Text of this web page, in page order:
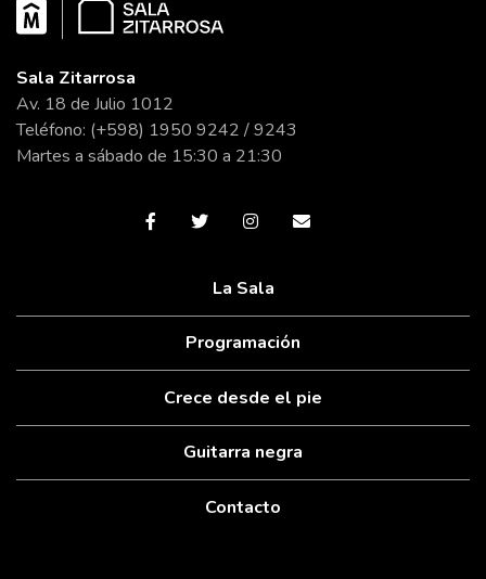
Sala Zitarrosa
Av. 18 de Julio 1012
Teléfono: (+598) 1950 9242 / 9243
Martes a sábado de 15:30 a 21:30
La Sala
Programación
Crece desde el pie
Guitarra negra
Contacto